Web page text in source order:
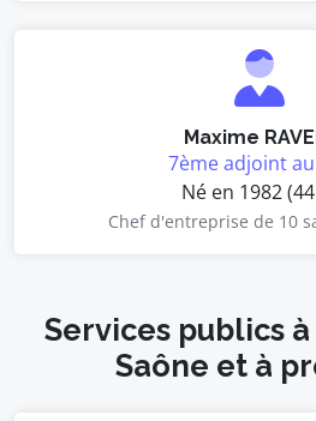
Maxime
7ème adjoint
Né en 1982
Chef d'entreprise de 10
Services publics
Saône et à